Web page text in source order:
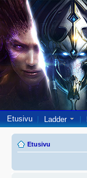
Etusivu Ladder
Etusivu